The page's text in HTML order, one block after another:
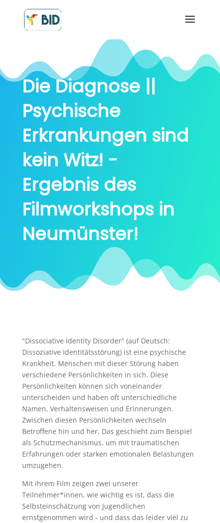
Die Diagnose ||
Psychische
Erkrankungen sind
kein Witz! -
Ergebnis des
Filmworkshops in
Neumünster!
"Dissociative Identity Disorder" (auf Deutsch:
Dissoziative Identitätsstörung) ist eine psychische
Krankheit. Menschen mit dieser Störung haben
verschiedene Persönlichkeiten in sich. Diese
Persönlichkeiten können sich voneinander
unterscheiden und haben oft unterschiedliche
Namen, Verhaltensweisen und Erinnerungen.
Zwischen diesen Persönlichkeiten wechseln
Betroffene hin und her. Das geschieht zum Beispiel
als Schutzmechanismus, um mit traumatischen
Erfahrungen oder starken emotionalen Belastungen
umzugehen.
Mit ihrem Film zeigen zwei unserer
Teilnehmer*innen, wie wichtig es ist, dass die
Selbsteinschätzung von Jugendlichen
ernstgenommen wird - und dass das leider viel zu